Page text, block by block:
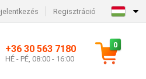
Regisztráció
+36 30 563 7180
HÉ - PÉ, 08:00 - 16:00
0